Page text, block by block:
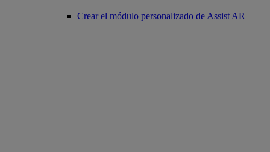
Crear el módulo personalizado de Assist AR